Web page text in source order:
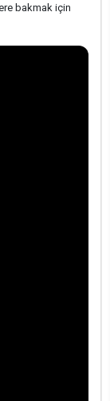
bakmak için